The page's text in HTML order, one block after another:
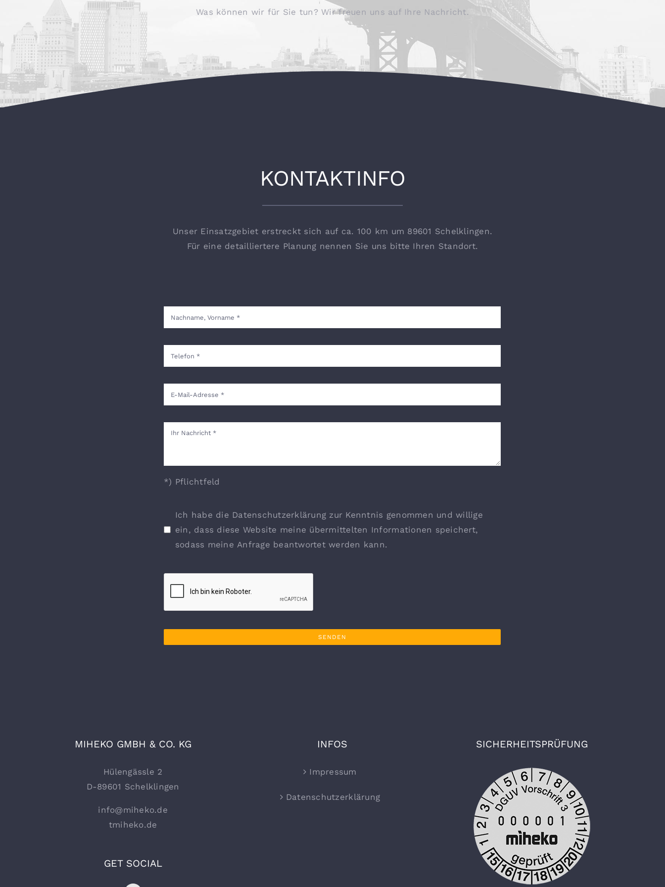
Was können wir für Sie tun? Wir freuen uns auf Ihre Nachricht.
KONTAKTINFO
Unser Einsatzgebiet erstreckt sich auf ca. 100 km um 89601 Schelklingen.
Für eine detailliertere Planung nennen Sie uns bitte Ihren Standort.
*) Pflichtfeld
Ich habe die Datenschutzerklärung zur Kenntnis genommen und willige
ein, dass diese Website meine übermittelten Informationen speichert,
sodass meine Anfrage beantwortet werden kann.
SENDEN
MIHEKO GMBH & CO. KG
Hülengässle 2
D-89601 Schelklingen
info@miheko.de
tmiheko.de
GET SOCIAL
INFOS
Impressum
Datenschutzerklärung
SICHERHEITSPRÜFUNG